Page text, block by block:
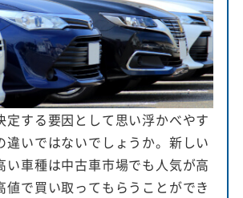
定する要因として思い浮かべやす
違いではないでしょうか。新しい
い車種は中古車市場でも人気が高
値で買い取ってもらうことができ